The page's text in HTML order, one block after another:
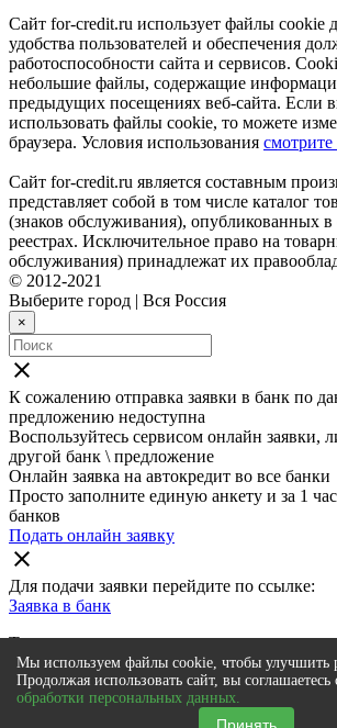
Сайт for-credit.ru использует файлы cookie
удобства пользователей и обеспечения
работоспособности сайта и сервисов.
небольшие файлы, содержащие
предыдущих посещениях веб-сайта. Если
использовать файлы cookie, то можете
браузера. Условия использования смотрите
Сайт for-credit.ru является составным
представляет собой в том числе каталог
(знаков обслуживания), опубликованных
реестрах. Исключительное право на
обслуживания) принадлежат их
© 2012-2021
Выберите город | Вся Россия
×
close
К сожалению отправка заявки в банк по
предложению недоступна
Воспользуйтесь сервисом онлайн заявки,
другой банк \ предложение
Онлайн заявка на автокредит во все банки
Просто заполните единую анкету и за 1
банков
Подать онлайн заявку
close
Для подачи заявки перейдите по ссылке:
Заявка в банк
Также мы рекомендуем
Онлайн заявка на автокредит во все банки
Просто заполните единую анкету и за 1 час
Мы используем файлы cookie, чтобы улучшить
Продолжая использовать сайт, вы соглашаетесь
обработки персональных данных.